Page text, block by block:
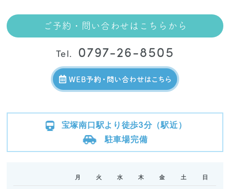
ご予約・問い合わせはこちらから
Tel. 0797-26-8505
宝塚南口駅より徒歩3分（駅近）
駐車場完備
月 火 水 木 金 土 日